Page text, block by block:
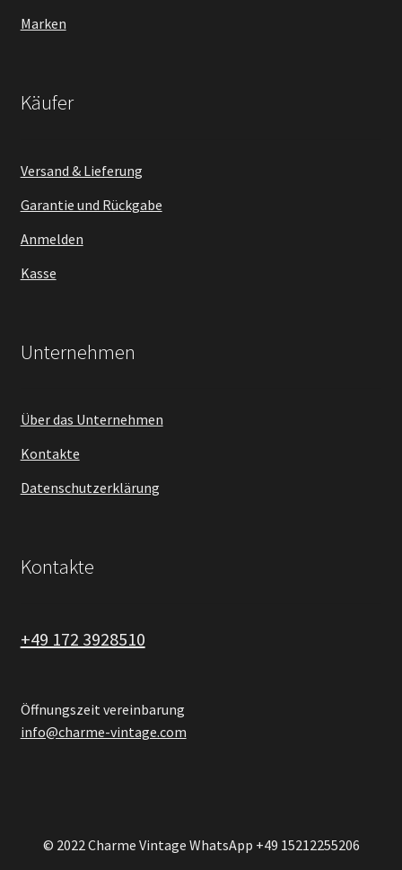
Marken
Käufer
Versand & Lieferung
Garantie und Rückgabe
Anmelden
Kasse
Unternehmen
Über das Unternehmen
Kontakte
Datenschutzerklärung
Kontakte
+49 172 3928510
Öffnungszeit vereinbarung
info@charme-vintage.com
© 2022 Charme Vintage WhatsApp +49 15212255206